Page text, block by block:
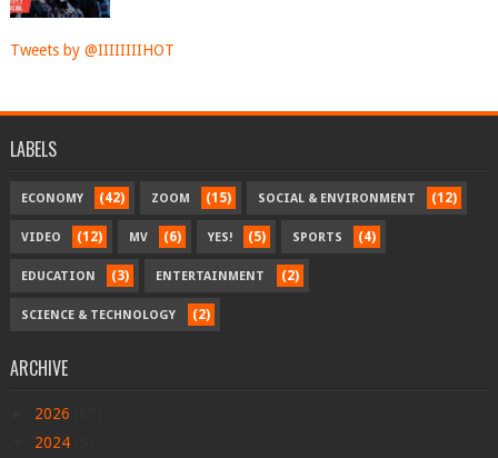
Tweets by @IIIIIIIIHOT
LABELS
ECONOMY (42) ZOOM (15) SOCIAL & ENVIRONMENT (12)
VIDEO (12) MV (6) YES! (5) SPORTS (4)
EDUCATION (3) ENTERTAINMENT (2)
SCIENCE & TECHNOLOGY (2)
ARCHIVE
2026
2024